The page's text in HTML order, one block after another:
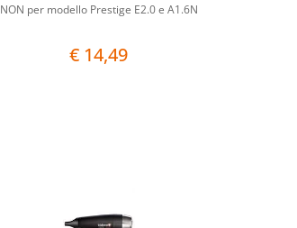
NON per modello Prestige E2.0 e A1.6N
€ 14,49